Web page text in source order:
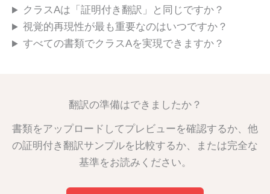
クラスAは「証明付き翻訳」と同じですか？
視覚的再現性が最も重要なのはいつですか？
すべての書類でクラスAを実現できますか？
翻訳の準備はできましたか？
書類をアップロードしてプレビューを確認するか、他
の証明付き翻訳サンプルを比較するか、または完全な
基準をお読みください。